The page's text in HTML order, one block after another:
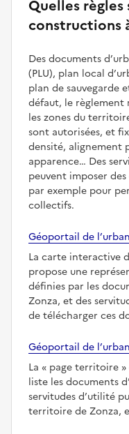
Quelles règles
constructions
Des documents
(PLU), plan local
plan de sauvegarde
défaut, le règlement
les zones du
sont autorisées, et
densité, alignement
apparence… Des
peuvent imposer
par exemple pour
collectifs.
Géoportail de
La carte interactive
propose une
définies par les
Zonza, et des
de télécharger ces
Géoportail de
La
page territoire
liste les documents
servitudes d’utilité
territoire de Zonza,